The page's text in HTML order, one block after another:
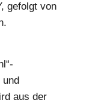
gefolgt von
und
aus der